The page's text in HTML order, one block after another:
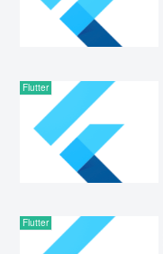
Flutter
Flutter